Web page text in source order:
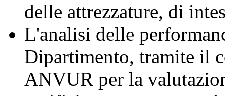
delle attrezzature, di
L'analisi delle
Dipartimento, tramite il
ANVUR per la